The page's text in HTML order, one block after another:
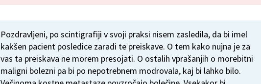
Pozdravljeni, po scintigrafiji v svoji praksi nisem zasledila, da bi imel
kakšen pacient posledice zaradi te preiskave. O tem kako nujna je za
vas ta preiskava ne morem presojati. O ostalih vprašanjih o morebitni
maligni bolezni pa bi po nepotrebnem modrovala, kaj bi lahko bilo.